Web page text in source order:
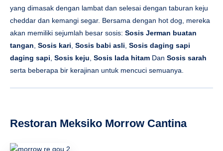
yang dimasak dengan lambat dan selesai dengan taburan keju
cheddar dan kemangi segar. Bersama dengan hot dog, mereka
akan memiliki sejumlah besar sosis: Sosis Jerman buatan
tangan Sosis kari Sosis babi asli Sosis daging sapi
daging sapi Sosis keju Sosis lada hitam Dan Sosis sarah
serta beberapa bir kerajinan untuk mencuci semuanya.
Restoran Meksiko Morrow Cantina